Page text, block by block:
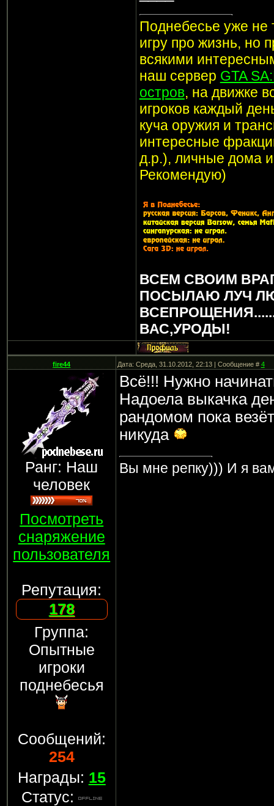
Поднебесье уже не
игру про жизнь, но
всякими
наш сервер GTA
остров, на движке
игроков каждый
куча оружия и
интересные
д.р.), личные дома
Рекомендую)
ВСЕМ СВОИМ
ПОСЫЛАЮ ЛУЧ
ВАС,УРОДЫ!
fire44 Дата: Среда, 31.10.2012, 22:13 | Сообщение #4
Ранг: Наш
человек
Посмотреть
снаряжение
пользователя
Репутация:
178
Группа:
Опытные
игроки
поднебесья
Сообщений:
254
Награды: 15
Статус:
Всё!!! Нужно
Надоела выкачка
рандомом пока
никуда
Вы мне репку))) И я